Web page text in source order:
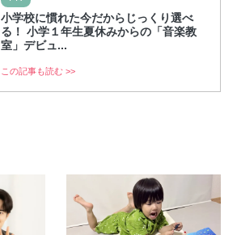
小学校に慣れた今だからじっくり選べ
る！ 小学１年生夏休みからの「音楽教
室」デビュ...
この記事も読む >>